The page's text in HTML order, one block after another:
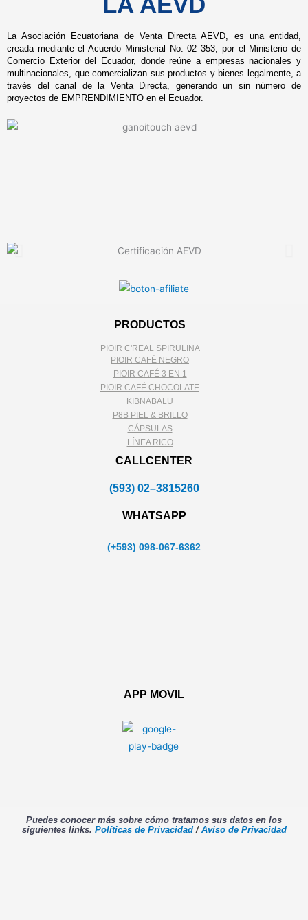
La Asociación Ecuatoriana de Venta Directa AEVD, es una entidad,
creada mediante el Acuerdo Ministerial No. 02 353, por el Ministerio de
Comercio Exterior del Ecuador, donde reúne a empresas nacionales y
multinacionales, que comercializan sus productos y bienes legalmente, a
través del canal de la Venta Directa, generando un sin número de
proyectos de EMPRENDIMIENTO en el Ecuador.
PRODUCTOS
PIOIR C'REAL SPIRULINA
PIOIR CAFÉ NEGRO
PIOIR CAFÉ 3 EN 1
PIOIR CAFÉ CHOCOLATE
KIBNABALU
P8B PIEL & BRILLO
CÁPSULAS
LÍNEA RICO
CALLCENTER
(593) 02–3815260
WHATSAPP
(+593) 098-067-6362
APP MOVIL
Puedes conocer más sobre cómo tratamos sus datos en los
siguientes links. Políticas de Privacidad/ Aviso de Privacidad